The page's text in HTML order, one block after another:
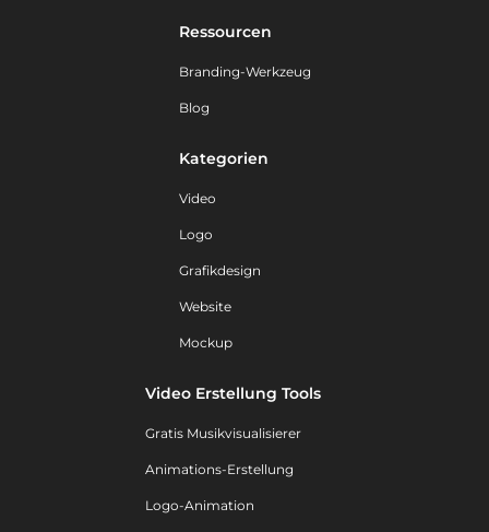
Ressourcen
Branding-Werkzeug
Blog
Kategorien
Video
Logo
Grafikdesign
Website
Mockup
Video Erstellung Tools
Gratis Musikvisualisierer
Animations-Erstellung
Logo-Animation